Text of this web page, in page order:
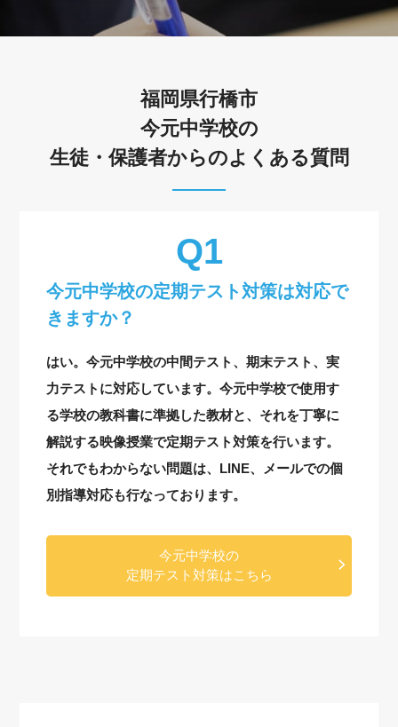
福岡県行橋市
今元中学校の
生徒・保護者からのよくある質問
今元中学校の定期テスト対策は対応で
きますか？
はい。今元中学校の中間テスト、期末テスト、実
力テストに対応しています。今元中学校で使用す
る学校の教科書に準拠した教材と、それを丁寧に
解説する映像授業で定期テスト対策を行います。
それでもわからない問題は、LINE、メールでの個
別指導対応も行なっております。
今元中学校の
定期テスト対策はこちら